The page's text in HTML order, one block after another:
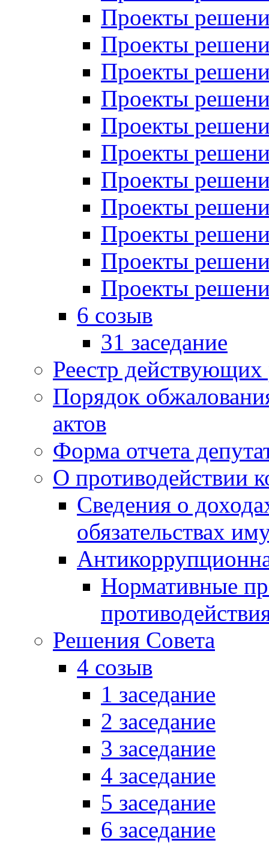
Проекты
Проекты
Проекты
Проекты
Проекты
Проекты
Проекты
Проекты
Проекты
Проекты
Проекты
6 созыв
31 заседание
Реестр
Порядок
актов
Форма отчета
О противодействии
Сведения о
обязательствах
Нормативные
Решения Совета
4 созыв
1 заседание
2 заседание
3 заседание
4 заседание
5 заседание
6 заседание